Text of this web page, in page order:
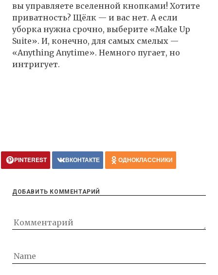
вы управляете вселенной кнопками! Хотите
приватность? Щёлк — и вас нет. А если
уборка нужна срочно, выберите «Make Up
Suite». И, конечно, для самых смелых —
«Anything Anytime». Немного пугает, но
интригует.
PINTEREST ВКОНТАКТЕ ОДНОКЛАССНИКИ
ДОБАВИТЬ КОММЕНТАРИЙ